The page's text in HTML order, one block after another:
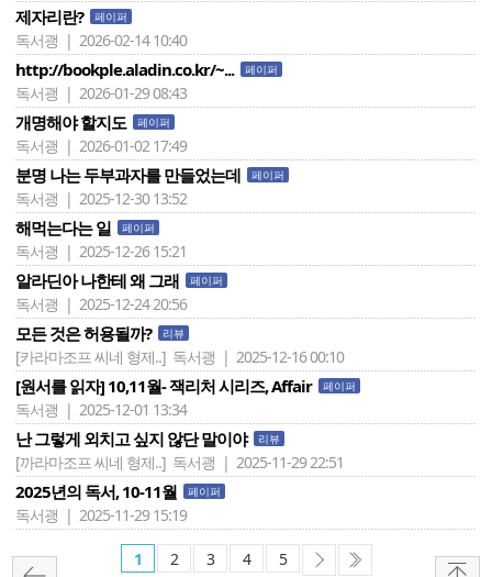
제자리란? 페이퍼
독서괭 | 2026-02-14 10:40
http://bookple.aladin.co.kr/~... 페이퍼
독서괭 | 2026-01-29 08:43
개명해야 할지도 페이퍼
독서괭 | 2026-01-02 17:49
분명 나는 두부과자를 만들었는데 페이퍼
독서괭 | 2025-12-30 13:52
해먹는다는 일 페이퍼
독서괭 | 2025-12-26 15:21
알라딘아 나한테 왜 그래 페이퍼
독서괭 | 2025-12-24 20:56
모든 것은 허용될까? 리뷰
[카라마조프 씨네 형제..] 독서괭 | 2025-12-16 00:10
[원서를 읽자] 10,11월- 잭리처 시리즈, Affair 페이퍼
독서괭 | 2025-12-01 13:34
난 그렇게 외치고 싶지 않단 말이야 리뷰
[까라마조프 씨네 형제..] 독서괭 | 2025-11-29 22:51
2025년의 독서, 10-11월 페이퍼
독서괭 | 2025-11-29 15:19
1 2 3 4 5